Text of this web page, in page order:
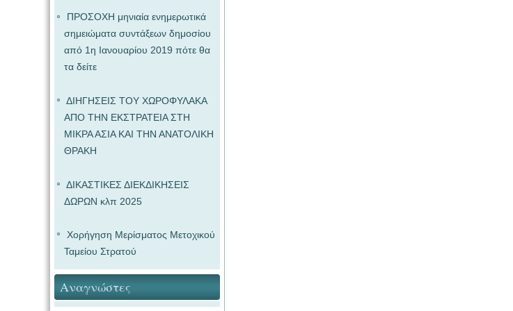
ΠΡΟΣΟΧΗ μηνιαία ενημερωτικά
σημειώματα συντάξεων δημοσίου
από 1η Ιανουαρίου 2019 πότε θα
τα δείτε
ΔΙΗΓΗΣΕΙΣ ΤΟΥ ΧΩΡΟΦΥΛΑΚΑ
ΑΠΟ ΤΗΝ ΕΚΣΤΡΑΤΕΙΑ ΣΤΗ
ΜΙΚΡΑ ΑΣΙΑ ΚΑΙ ΤΗΝ ΑΝΑΤΟΛΙΚΗ
ΘΡΑΚΗ
ΔΙΚΑΣΤΙΚΕΣ ΔΙΕΚΔΙΚΗΣΕΙΣ
ΔΩΡΩΝ κλπ 2025
Χορήγηση Μερίσματος Μετοχικού
Ταμείου Στρατού
Αναγνώστες